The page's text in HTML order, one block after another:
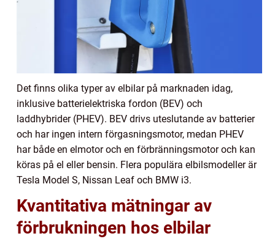
Det finns olika typer av elbilar på marknaden idag,
inklusive batterielektriska fordon (BEV) och
laddhybrider (PHEV). BEV drivs uteslutande av batterier
och har ingen intern förgasningsmotor, medan PHEV
har både en elmotor och en förbränningsmotor och kan
köras på el eller bensin. Flera populära elbilsmodeller är
Tesla Model S, Nissan Leaf och BMW i3.
Kvantitativa mätningar av
förbrukningen hos elbilar